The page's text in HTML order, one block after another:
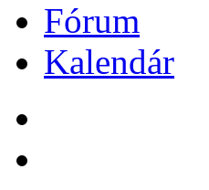
Fórum
Kalendár